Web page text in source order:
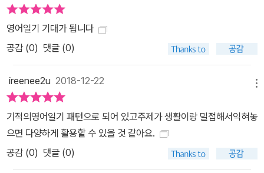
영어일기 기대가 됩니다
공감 (0) 댓글 (0)
ireenee2u 2018-12-22
기적의영어일기 패턴으로 되어 있고주제가 생활이랑 밀접해서익혀놓
으면 다양하게 활용할 수 있을 것 같아요.
공감 (0) 댓글 (0)